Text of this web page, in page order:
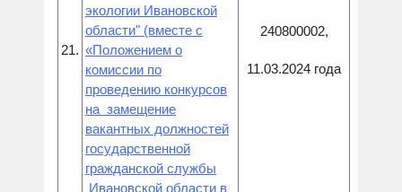
21.
экологии Ивановской
области" (вместе с
«Положением о
комиссии по
проведению конкурсов
на замещение
вакантных должностей
государственной
гражданской службы
Ивановской области в
240800002,
11.03.2024 года